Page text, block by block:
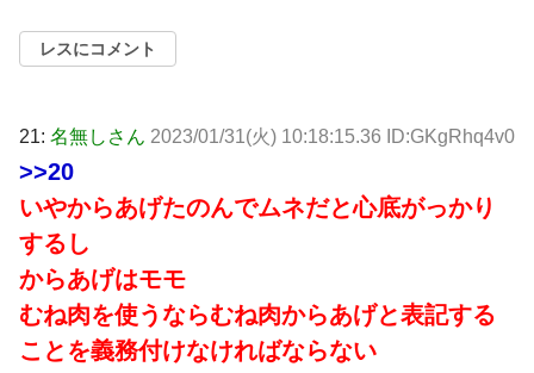
レスにコメント
21: 名無しさん 2023/01/31(火) 10:18:15.36 ID:GKgRhq4v0
>>20
いやからあげたのんでムネだと心底がっかり
するし
からあげはモモ
むね肉を使うならむね肉からあげと表記する
ことを義務付けなければならない